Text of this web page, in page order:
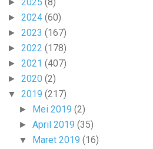
►
► 2024 (60)
► 2023 (167)
► 2022 (178)
► 2021 (407)
► 2020 (2)
▼ 2019 (217)
► Mei 2019(2)
►April 2019(35)
▼ Maret 2019(16)